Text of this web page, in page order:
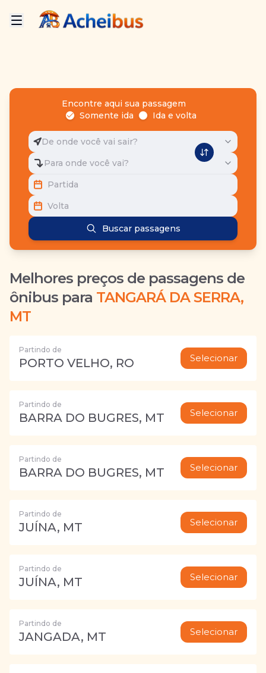
Encontre aqui sua passagem
Somente ida
Ida e volta
De onde você vai sair?
Para onde você vai?
Partida
Volta
Buscar passagens
Melhores preços de passagens de
ônibus para TANGARÁ DA SERRA,
MT
Partindo de
PORTO VELHO, RO Selecionar
Partindo de
BARRA DO BUGRES, MT Selecionar
Partindo de
BARRA DO BUGRES, MT Selecionar
Partindo de
JUÍNA, MT Selecionar
Partindo de
JUÍNA, MT Selecionar
Partindo de
JANGADA, MT Selecionar